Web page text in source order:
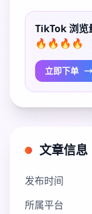
TikTok 浏览
🔥🔥🔥🔥
立即下单
文章信息
发布时间
所属平台